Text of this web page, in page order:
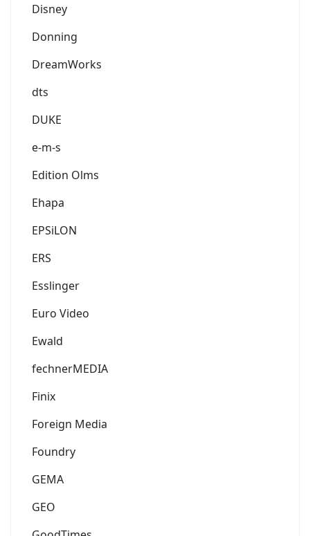
Disney
Donning
DreamWorks
dts
DUKE
e-m-s
Edition Olms
Ehapa
EPSiLON
ERS
Esslinger
Euro Video
Ewald
fechnerMEDIA
Finix
Foreign Media
Foundry
GEMA
GEO